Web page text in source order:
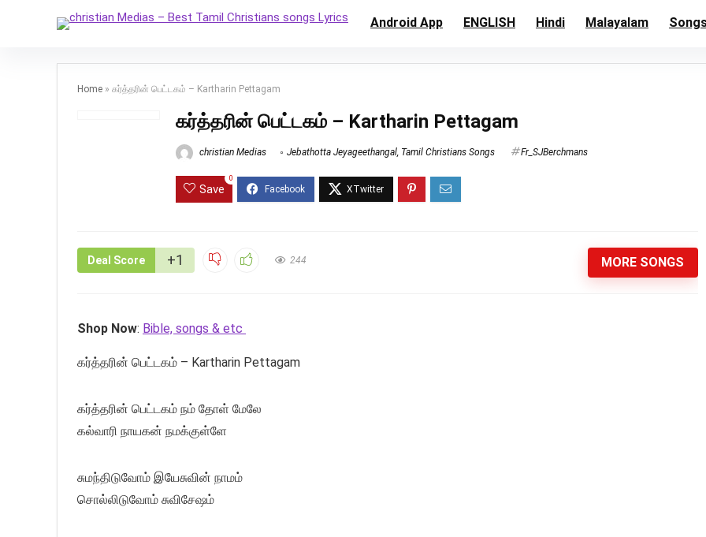
Android App ENGLISH Hindi Malayalam
Home » கர்த்தரின் பெட்டகம் – Kartharin Pettagam
கர்த்தரின் பெட்டகம் – Kartharin Pettagam
christian Medias Jebathotta Jeyageethangal, Tamil Christians Songs Fr_SJBerchmans
Save
0
Deal Score +1 244 MORE SONGS
Shop Now: Bible, songs & etc
கர்த்தரின் பெட்டகம் – Kartharin Pettagam
கர்த்தரின் பெட்டகம் நம் தோள் மேலே
கல்வாரி நாயகன் நமக்குள்ளே
சுமந்திடுவோம் இயேசுவின் நாமம்
சொல்லிடுவோம் சுவிசேஷம்